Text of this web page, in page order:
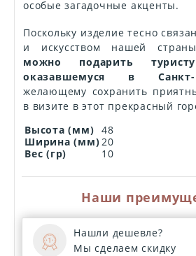
особые загадочные акценты.
Поскольку изделие тесно
и искусством нашей
можно подарить
оказавшемуся в Санкт-
желающему сохранить
в визите в этот прекрасный
Высота (мм)
48
Ширина (мм)20
Вес (гр)
10
Наши
Нашли дешевле?
Мы сделаем скидку